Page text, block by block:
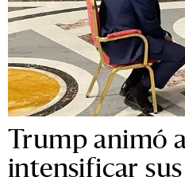
Trump animó
intensificar